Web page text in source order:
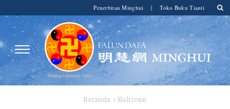
Penerbitan Minghui | Toko Buku Tianti
Beranda > Kultivasi